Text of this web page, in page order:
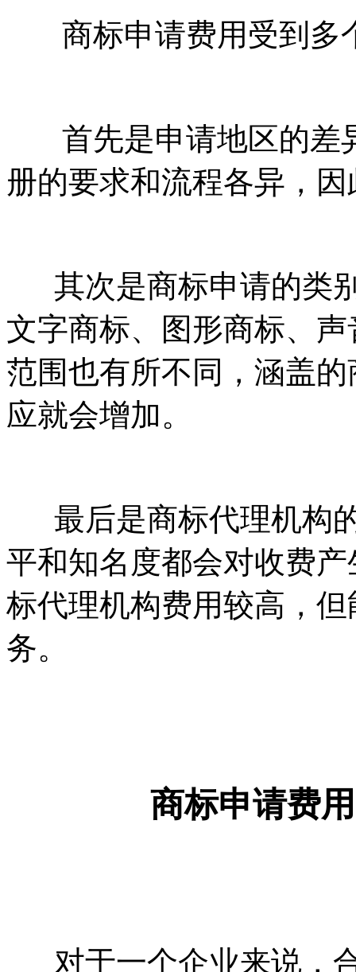
商标申请费用受到多
首先是申请地区的差
册的要求和流程各异，
其次是商标申请的类
文字商标、图形商标、
范围也有所不同，涵盖
应就会增加。
最后是商标代理机构
平和知名度都会对收费
标代理机构费用较高，
务。
商标申请费
对于一个企业来说，